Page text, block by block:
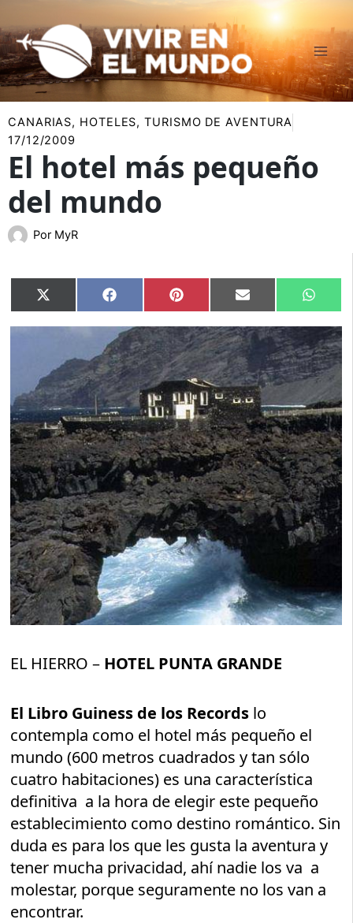
al
contenido
CANARIAS, HOTELES,TURISMO DE AVENTURA
17/12/2009
El hotel más pequeño
del mundo
Por MyR
Compartir
en
X
(Twitter)
Compartir
en
Facebook Compartir
en
Pinterest Compartir
en
Email
en
EL HIERRO – HOTEL PUNTA GRANDE
El Libro Guiness de los Records lo
contempla como el hotel más pequeño el
mundo (600 metros cuadrados y tan sólo
cuatro habitaciones) es una característica
definitiva a la hora de elegir este pequeño
establecimiento como destino romántico. Sin
duda es para los que les gusta la aventura y
tener mucha privacidad, ahí nadie los va a
molestar, porque seguramente no los van a
encontrar.